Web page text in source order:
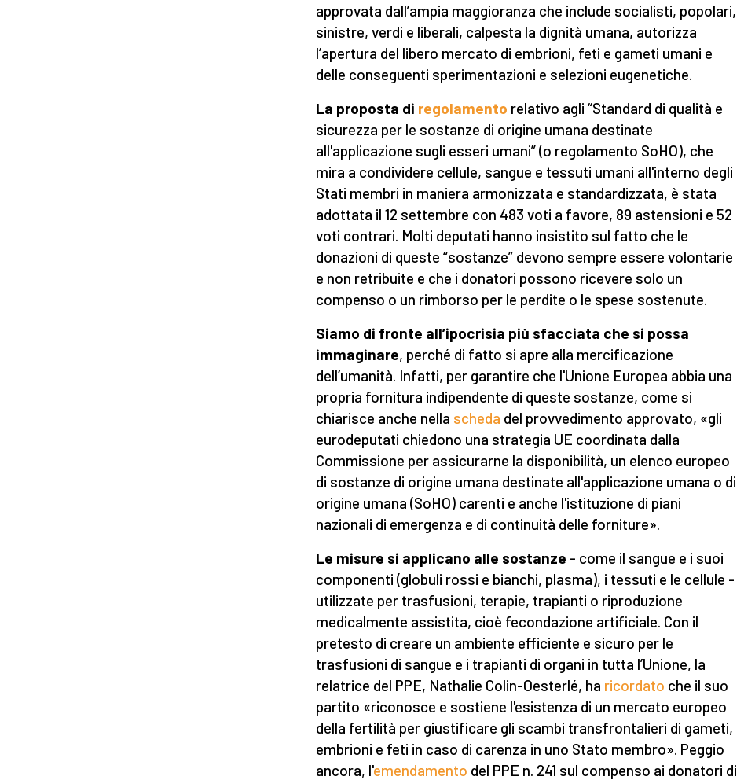
approvata dall’ampia maggioranza che include socialisti, popolari,
sinistre, verdi e liberali, calpesta la dignità umana, autorizza
l’apertura del libero mercato di embrioni, feti e gameti umani e
delle conseguenti sperimentazioni e selezioni eugenetiche.
La proposta di regolamento relativo agli “Standard di qualità e
sicurezza per le sostanze di origine umana destinate
all'applicazione sugli esseri umani” (o regolamento SoHO), che
mira a condividere cellule, sangue e tessuti umani all'interno degli
Stati membri in maniera armonizzata e standardizzata, è stata
adottata il 12 settembre con 483 voti a favore, 89 astensioni e 52
voti contrari. Molti deputati hanno insistito sul fatto che le
donazioni di queste “sostanze” devono sempre essere volontarie
e non retribuite e che i donatori possono ricevere solo un
compenso o un rimborso per le perdite o le spese sostenute.
Siamo di fronte all’ipocrisia più sfacciata che si possa
immaginare, perché di fatto si apre alla mercificazione
dell’umanità. Infatti, per garantire che l'Unione Europea abbia una
propria fornitura indipendente di queste sostanze, come si
chiarisce anche nella scheda del provvedimento approvato, «gli
eurodeputati chiedono una strategia UE coordinata dalla
Commissione per assicurarne la disponibilità, un elenco europeo
di sostanze di origine umana destinate all'applicazione umana o di
origine umana (SoHO) carenti e anche l'istituzione di piani
nazionali di emergenza e di continuità delle forniture».
Le misure si applicano alle sostanze - come il sangue e i suoi
componenti (globuli rossi e bianchi, plasma), i tessuti e le cellule -
utilizzate per trasfusioni, terapie, trapianti o riproduzione
medicalmente assistita, cioè fecondazione artificiale. Con il
pretesto di creare un ambiente efficiente e sicuro per le
trasfusioni di sangue e i trapianti di organi in tutta l’Unione, la
relatrice del PPE, Nathalie Colin-Oesterlé, ha ricordato che il suo
partito «riconosce e sostiene l'esistenza di un mercato europeo
della fertilità per giustificare gli scambi transfrontalieri di gameti,
embrioni e feti in caso di carenza in uno Stato membro». Peggio
ancora, l'emendamento del PPE n. 241 sul compenso ai donatori di